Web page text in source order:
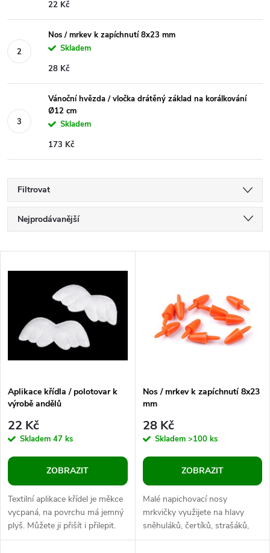
22 Kč
Nos / mrkev k zapíchnutí 8x23 mm
Skladem
28 Kč
Vánoční hvězda / vločka drátěný základ na korálkování
Ø12 cm
Skladem
173 Kč
Filtrovat
Ř
a
z
n
í
p
r
o
d
u
Nejprodávanější
Abecedně
V
p
i
s
p
r
o
d
u
Aplikace křídla / polotovar k
výrobě andělů
22 Kč
Skladem 47 ks
ZOBRAZIT
Textilní aplikace křídel je měkce
vycpaná, na povrchu má jemný
plyš. Můžete ji přišít i přilepit.
Použití: křídla se hodí na výrobu
Nos / mrkev k zapíchnutí 8x23
mm
28 Kč
Skladem >100 ks
ZOBRAZIT
Malé napichovací nosy
mrkvičky využijete na hlavy
sněhuláků, čertíků, strašáků,
tučňáků, ptáčků a dalších